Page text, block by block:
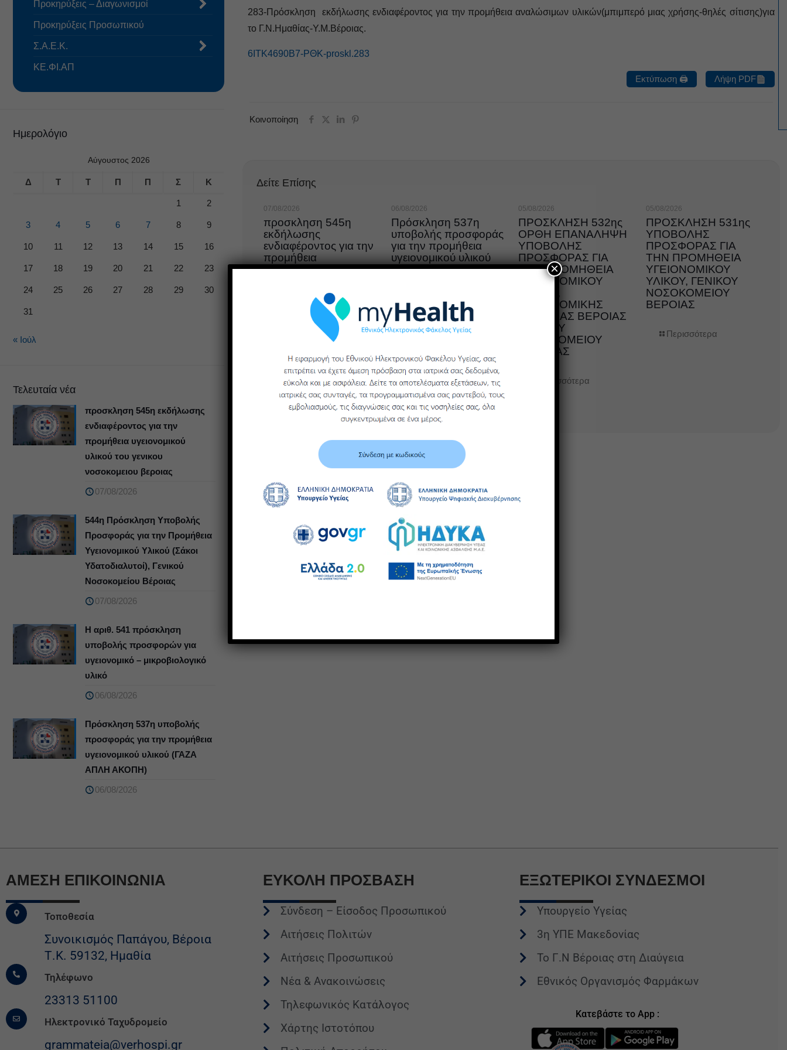
283-Πρόσκληση εκδήλωσης ενδιαφέροντος για την προμήθεια αναλώσιμων υλικών(μπιμπερό μιας χρήσης-θηλές σίτισης)για
το Γ.Ν.Ημαθίας-Υ.Μ.Βέροιας.
6ΙΤΚ4690Β7-ΡΘΚ-proskl.283
Εκτύπωση 🖨 Λήψη PDF
Κοινοποίηση
Δείτε Επίσης
07/08/2026
προσκληση 545η
εκδήλωσης
ενδιαφέροντος για την
προμήθεια
υγειονομικού υλικού
νοσοκομειου βεροιας
Περισσότερα
06/08/2026
Πρόσκληση 537η
υποβολής προσφοράς
για την προμήθεια
υγειονομικού υλικού
(ΓΑΖΑ ΑΠΛΗ ΑΚΟΠΗ)
Περισσότερα
05/08/2026
ΠΡΟΣΚΛΗΣΗ 532ης
ΟΡΘΗ ΕΠΑΝΑΛΗΨΗ
ΥΠΟΒΟΛΗΣ
ΠΡΟΣΦΟΡΑΣ ΓΙΑ
ΤΗΝ ΠΡΟΜΗΘΕΙΑ
ΥΓΕΙΟΝΟΜΙΚΟΥ
ΥΛΙΚΟΥ,
ΥΓΕΙΟΝΟΜΙΚΗΣ
ΜΟΝΑΔΑΣ ΒΕΡΟΙΑΣ
ΓΕΝΙΚΟΥ
ΝΟΣΟΚΟΜΕΙΟΥ
ΗΜΑΘΙΑΣ
Περισσότερα
05/08/2026
ΠΡΟΣΚΛΗΣΗ 531ης
ΥΠΟΒΟΛΗΣ
ΠΡΟΣΦΟΡΑΣ ΓΙΑ
ΤΗΝ ΠΡΟΜΗΘΕΙΑ
ΥΓΕΙΟΝΟΜΙΚΟΥ
ΥΛΙΚΟΥ, ΓΕΝΙΚΟΥ
ΝΟΣΟΚΟΜΕΙΟΥ
ΒΕΡΟΙΑΣ
Περισσότερα
Προκηρύξεις – Διαγωνισμοί
Προκηρύξεις Προσωπικού
Σ.Α.Ε.Κ.
ΚΕ.ΦΙ.ΑΠ
Ημερολόγιο
Αύγουστος 2026
Δ Τ Τ Π Π Σ Κ
1 2
3 4 5 6 7 8 9
10 11 12 13 14 15 16
17 18 19 20 21 22 23
24 25 26 27 28 29 30
31
« Ιούλ
Τελευταία νέα
προσκληση 545η εκδήλωσης
ενδιαφέροντος για την
προμήθεια υγειονομικού
υλικού του γενικου
νοσοκομειου βεροιας
07/08/2026
544η Πρόσκληση Υποβολής
Προσφοράς για την Προμήθεια
Υγειονομικού Υλικού (Σάκοι
Υδατοδιαλυτοί), Γενικού
Νοσοκομείου Βέροιας
07/08/2026
Η αριθ. 541 πρόσκληση
υποβολής προσφορών για
υγειονομικό – μικροβιολογικό
υλικό
06/08/2026
Πρόσκληση 537η υποβολής
προσφοράς για την προμήθεια
υγειονομικού υλικού (ΓΑΖΑ
ΑΠΛΗ ΑΚΟΠΗ)
06/08/2026
ΆΜΕΣΗ ΕΠΙΚΟΙΝΩΝΙΑ
Τοποθεσία
Συνοικισμός Παπάγου, Βέροια
Τ.Κ. 59132, Ημαθία
Τηλέφωνο
23313 51100
Ηλεκτρονικό Ταχυδρομείο
grammateia@verhospi.gr
ΕΥΚΟΛΗ ΠΡΟΣΒΑΣΗ
Σύνδεση – Είσοδος Προσωπικού
Αιτήσεις Πολιτών
Αιτήσεις Προσωπικού
Νέα & Ανακοινώσεις
Τηλεφωνικός Κατάλογος
Χάρτης Ιστοτόπου
ΕΞΩΤΕΡΙΚΟΙ ΣΥΝΔΕΣΜΟΙ
Υπουργείο Υγείας
3η ΥΠΕ Μακεδονίας
Το Γ.Ν Βέροιας στη Διαύγεια
Εθνικός Οργανισμός Φαρμάκων
Κατεβάστε το App :
×